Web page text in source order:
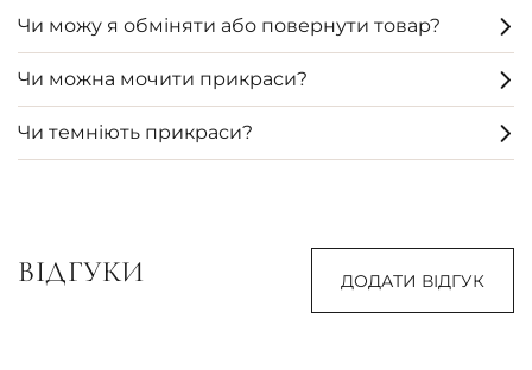
Чи можу я обміняти або повернути товар?
Чи можна мочити прикраси?
Чи темніють прикраси?
ВІДГУКИ ДОДАТИ ВІДГУК